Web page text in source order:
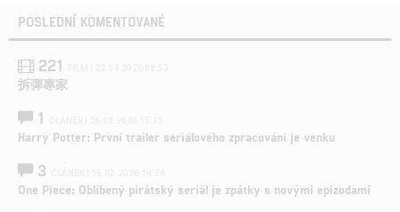
POSLEDNÍ KOMENTOVANÉ
221
拆彈專家
1
Harry Potter: První trailer seriálového zpracování je venku
3
One Piece: Oblíbený pirátský seriál je zpátky s novými epizodami